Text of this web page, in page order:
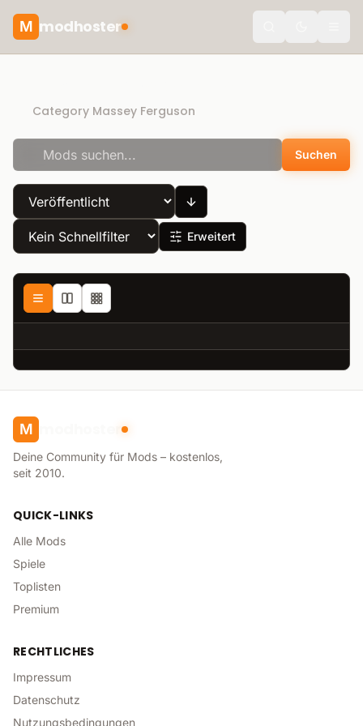
M modhoster
Category Massey Ferguson
Suchen
Erweitert
M
Deine Community für Mods – kostenlos,
seit 2010.
QUICK-LINKS
Alle Mods
Spiele
Toplisten
Premium
RECHTLICHES
Impressum
Datenschutz
Nutzungsbedingungen